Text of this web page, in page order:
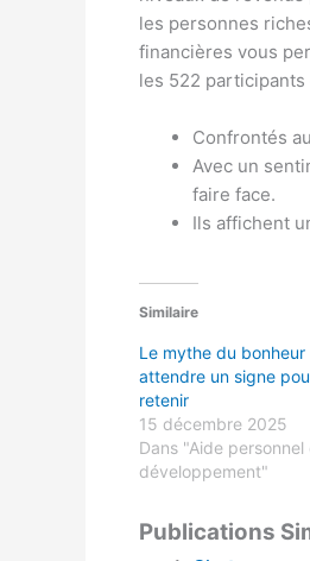
les personnes
financières vous
les 522
Confrontés
Avec un
faire face.
Ils affichent
Similaire
Le mythe du
attendre un signe
retenir
15 décembre 2025
Dans "Aide personnel
développement"
Publications